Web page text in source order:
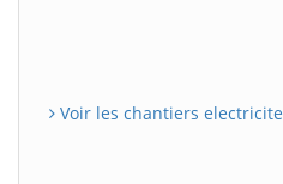
Voir les chantiers electricite